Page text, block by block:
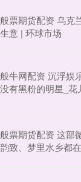
般票期货配资 乌克
生意 | 环球市场
般牛网配资 沉浮娱
没有黑粉的明星_花
般票期货配资 这部
韵致、梦里水乡都